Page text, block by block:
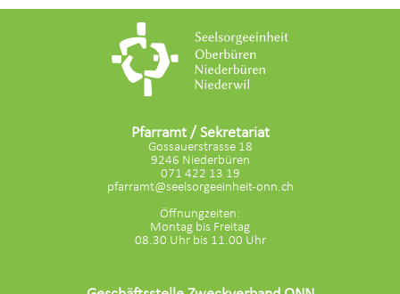
Pfarramt / Sekretariat
Gossauerstrasse 18
9246 Niederbüren
071 422 13 19
pfarramt@seelsorgeeinheit-onn.ch
Öffnungzeiten:
Montag bis Freitag
08.30 Uhr bis 11.00 Uhr